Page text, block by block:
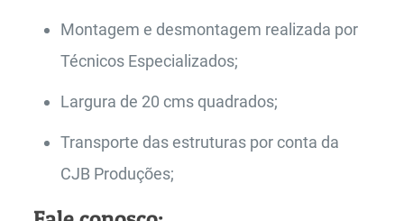
Montagem e desmontagem realizada por
Técnicos Especializados;
Largura de 20 cms quadrados;
Transporte das estruturas por conta da
CJB Produções;